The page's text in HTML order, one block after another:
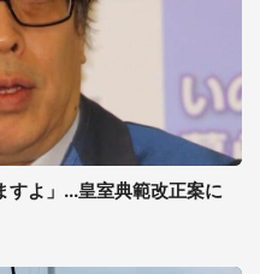
すよ」...皇室典範改正案に